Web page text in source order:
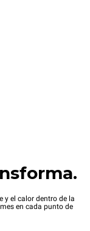
y el calor dentro de la
en cada punto de